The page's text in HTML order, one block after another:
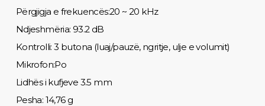
Përgjigja e frekuencës:20 ~ 20 kHz
Ndjeshmëria: 93.2 dB
Kontrolli: 3 butona (luaj/pauzë, ngritje, ulje e volumit)
Mikrofon:Po
Lidhës i kufjeve 3.5 mm
Pesha: 14,76 g